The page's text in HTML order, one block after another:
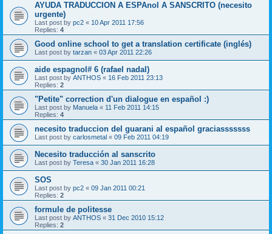
AYUDA TRADUCCION A ESPAnol A SANSCRITO (necesito
urgente)
Last post by pc2 « 10 Apr 2011 17:56
Replies: 4
Good online school to get a translation certificate (inglés)
Last post by tarzan « 03 Apr 2011 22:26
aide espagnol# 6 (rafael nadal)
Last post by ANTHOS « 16 Feb 2011 23:13
Replies: 2
"Petite" correction d'un dialogue en español :)
Last post by Manuela « 11 Feb 2011 14:15
Replies: 4
necesito traduccion del guarani al español graciasssssss
Last post by carlosmetal « 09 Feb 2011 04:19
Necesito traducción al sanscrito
Last post by Teresa « 30 Jan 2011 16:28
SOS
Last post by pc2 « 09 Jan 2011 00:21
Replies: 2
formule de politesse
Last post by ANTHOS « 31 Dec 2010 15:12
Replies: 2